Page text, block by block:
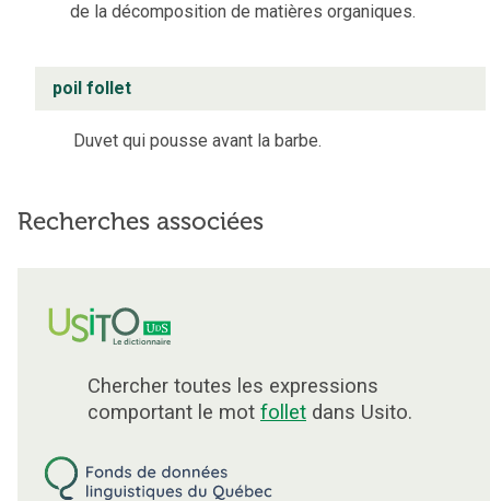
de la décomposition de matières organiques.
poil follet
Duvet qui pousse avant la barbe.
Recherches associées
Chercher toutes les expressions
comportant le mot follet dans Usito.